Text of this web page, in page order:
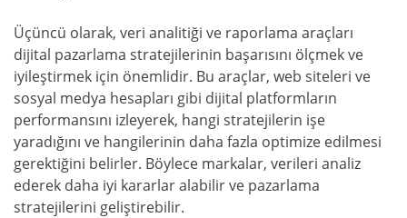
Üçüncü olarak, veri analitiği ve raporlama araçları
dijital pazarlama stratejilerinin başarısını ölçmek ve
iyileştirmek için önemlidir. Bu araçlar, web siteleri ve
sosyal medya hesapları gibi dijital platformların
performansını izleyerek, hangi stratejilerin işe
yaradığını ve hangilerinin daha fazla optimize edilmesi
gerektiğini belirler. Böylece markalar, verileri analiz
ederek daha iyi kararlar alabilir ve pazarlama
stratejilerini geliştirebilir.